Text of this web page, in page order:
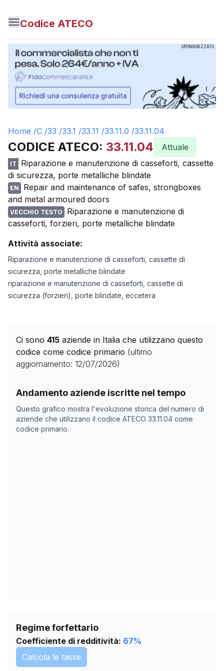
Codice ATECO
SPONSORIZZATO
Home /C /33 /33.1 /33.11 /33.11.0 /33.11.04
CODICE ATECO: 33.11.04 Attuale
IT
Riparazione e manutenzione di casseforti, cassette
di sicurezza, porte metalliche blindate
EN
Repair and maintenance of safes, strongboxes
and metal armoured doors
VECCHIO TESTO
Riparazione e manutenzione di
casseforti, forzieri, porte metalliche blindate
Attività associate:
Riparazione e manutenzione di casseforti, cassette di
sicurezza, porte metalliche blindate
riparazione e manutenzione di casseforti, cassette di
sicurezza (forzieri), porte blindate, eccetera
Ci sono 415 aziende in Italia che utilizzano questo
codice come codice primario (ultimo
aggiornamento: 12/07/2026)
Andamento aziende iscritte nel tempo
Questo grafico mostra l'evoluzione storica del numero di
aziende che utilizzano il codice ATECO 33.11.04 come
codice primario.
Storico numero di aziende con codice ATECO
Data rilevazione
09/04/2025
359
25/05/2025
Regime forfettario
Coefficiente di redditività: 67%
Calcola le tasse